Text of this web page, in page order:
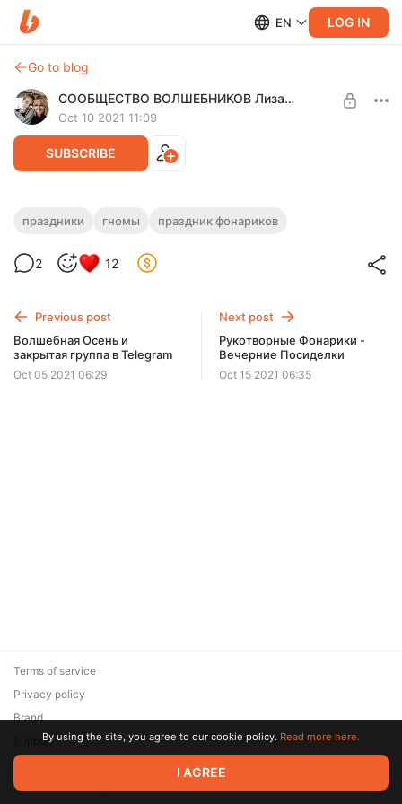
EN LOG IN
Go to blog
СООБЩЕСТВО ВОЛШЕБНИКОВ Лиза Арье
Oct 10 2021 11:09
SUBSCRIBE
Каким будет ваш Праздник Фонариков?
План Праздника Фонариков - шаг за шагом.
Сообщество Волшебников
праздники гномы праздник фонариков
2 12
Previous post
Волшебная Осень и
закрытая группа в Telegram
Oct 05 2021 06:29
Next post
Рукотворные Фонарики -
Вечерние Посиделки
Oct 15 2021 06:35
© 2026 Zaya Solutions Limited. All rights reserved. All trademarks
are the property of their respective owners.
Terms of service
Privacy policy
Brand
SupportBy using the site, you agree to our cookie policy. Read more here.
I AGREE